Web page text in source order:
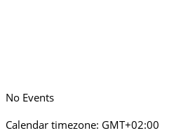
No Events
Calendar timezone: GMT+02:00